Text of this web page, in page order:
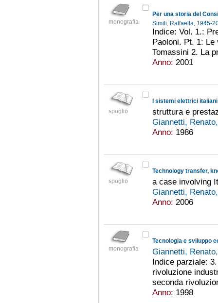
monografia
Per una storia del
Simili, Raffaella, 1945-
Indice: Vol. 1.:
Paoloni. Pt. 1:
Tomassini 2. La
Anno: 2001
spoglio
I sistemi elettrici italiani
struttura e
Giannetti,
Anno: 1986
spoglio
Technology transfer,
a case involving
Giannetti,
Anno: 2006
monografia
Tecnologia e sviluppo
Giannetti,
Indice parziale:
rivoluzione
seconda
Anno: 1998